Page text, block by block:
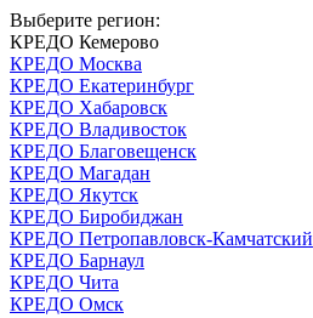
Выберите регион:
КРЕДО Кемерово
КРЕДО Москва
КРЕДО Екатеринбург
КРЕДО Хабаровск
КРЕДО Владивосток
КРЕДО Благовещенск
КРЕДО Магадан
КРЕДО Якутск
КРЕДО Биробиджан
КРЕДО Петропавловск-Камчатский
КРЕДО Барнаул
КРЕДО Чита
КРЕДО Омск